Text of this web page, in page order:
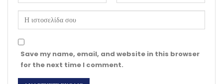
Save my name, email, and website in this browser
for the next time I comment.